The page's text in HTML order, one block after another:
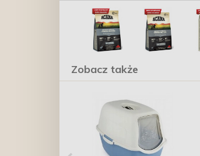
Zobacz także